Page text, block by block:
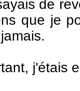
de
que je
j'étais